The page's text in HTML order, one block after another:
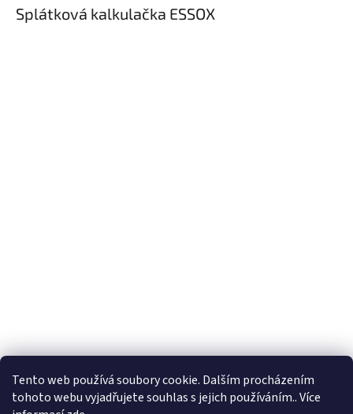
Tento web používá soubory cookie. Dalším procházením
tohoto webu vyjadřujete souhlas s jejich používáním.. Více
Splátková kalkulačka ESSOX